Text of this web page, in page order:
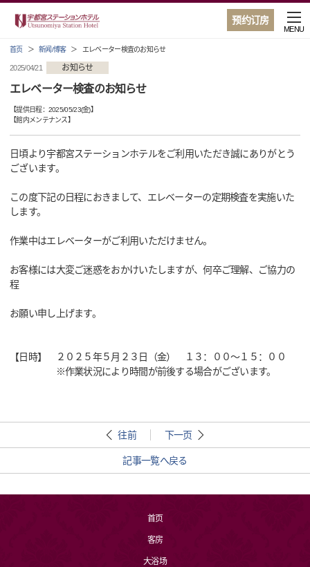
预约订房
MENU
首页 新闻/博客 エレベーター検査のお知らせ
2025/04/21 お知らせ
エレベーター検査のお知らせ
【提供日程： 2025/05/23(金)】
【館内メンテナンス 】
日頃より宇都宮ステーションホテルをご利用いただき誠にありがとう
ございます。
この度下記の日程におきまして、エレベーターの定期検査を実施いた
します。
作業中はエレベーターがご利用いただけません。
お客様には大変ご迷惑をおかけいたしますが、何卒ご理解、ご協力の
程
お願い申し上げます。
【日時】 ２０２５年５月２３日（金） １３：００～１５：００
※作業状況により時間が前後する場合がございます。
往前 下一页
記事一覧へ戻る
首页
客房
大浴场